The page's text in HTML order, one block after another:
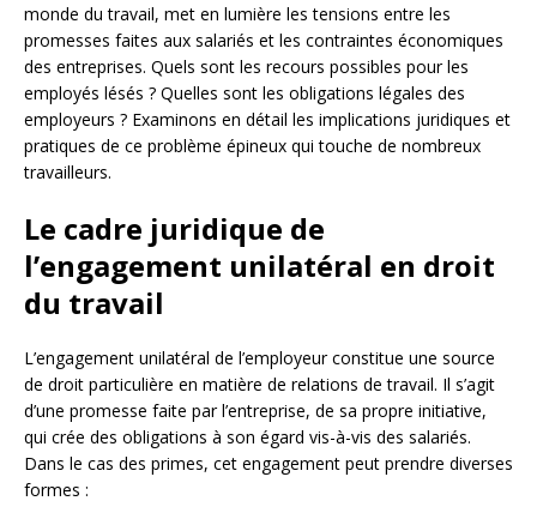
monde du travail, met en lumière les tensions entre les
promesses faites aux salariés et les contraintes économiques
des entreprises. Quels sont les recours possibles pour les
employés lésés ? Quelles sont les obligations légales des
employeurs ? Examinons en détail les implications juridiques et
pratiques de ce problème épineux qui touche de nombreux
travailleurs.
Le cadre juridique de
l’engagement unilatéral en droit
du travail
L’engagement unilatéral de l’employeur constitue une source
de droit particulière en matière de relations de travail. Il s’agit
d’une promesse faite par l’entreprise, de sa propre initiative,
qui crée des obligations à son égard vis-à-vis des salariés.
Dans le cas des primes, cet engagement peut prendre diverses
formes :